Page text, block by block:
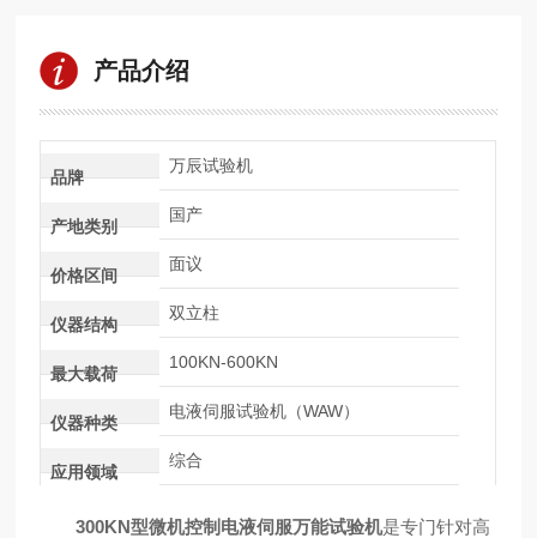
产品介绍
品牌
万辰试验机
产地类别
国产
价格区间
面议
仪器结构
双立柱
最大载荷
100KN-600KN
仪器种类
电液伺服试验机（WAW）
应用领域
综合
300KN型微机控制电液伺服万能试验机是专门针对高